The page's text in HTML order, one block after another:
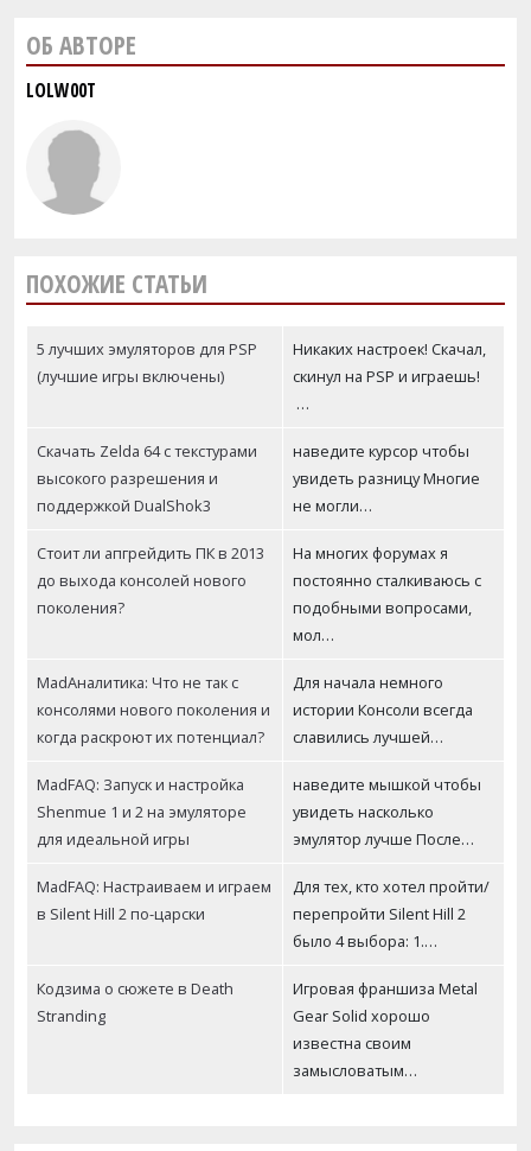
ОБ АВТОРЕ
LOLW00T
ПОХОЖИЕ СТАТЬИ
5 лучших эмуляторов для PSP
(лучшие игры включены)
Никаких настроек! Скачал,
скинул на PSP и играешь!
…
Скачать Zelda 64 с текстурами
высокого разрешения и
поддержкой DualShok3
наведите курсор чтобы
увидеть разницу Многие
не могли…
Стоит ли апгрейдить ПК в 2013
до выхода консолей нового
поколения?
На многих форумах я
постоянно сталкиваюсь с
подобными вопросами,
мол…
MadАналитика: Что не так с
консолями нового поколения и
когда раскроют их потенциал?
Для начала немного
истории Консоли всегда
славились лучшей…
MadFAQ: Запуск и настройка
Shenmue 1 и 2 на эмуляторе
для идеальной игры
наведите мышкой чтобы
увидеть насколько
эмулятор лучше После…
MadFAQ: Настраиваем и играем
в Silent Hill 2 по-царски
Для тех, кто хотел пройти/
перепройти Silent Hill 2
было 4 выбора: 1.…
Кодзима о сюжете в Death
Stranding
Игровая франшиза Metal
Gear Solid хорошо
известна своим
замысловатым…